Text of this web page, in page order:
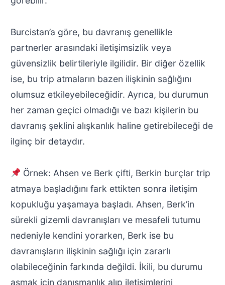
Burcistan’a göre, bu davranış genellikle
partnerler arasındaki iletişimsizlik veya
güvensizlik belirtileriyle ilgilidir. Bir diğer özellik
ise, bu trip atmaların bazen ilişkinin sağlığını
olumsuz etkileyebileceğidir. Ayrıca, bu durumun
her zaman geçici olmadığı ve bazı kişilerin bu
davranış şeklini alışkanlık haline getirebileceği de
ilginç bir detaydır.
Örnek: Ahsen ve Berk çifti, Berkin burçlar trip
atmaya başladığını fark ettikten sonra iletişim
kopukluğu yaşamaya başladı. Ahsen, Berk’in
sürekli gizemli davranışları ve mesafeli tutumu
nedeniyle kendini yorarken, Berk ise bu
davranışların ilişkinin sağlığı için zararlı
olabileceğinin farkında değildi. İkili, bu durumu
aşmak için danışmanlık alıp iletişimlerini